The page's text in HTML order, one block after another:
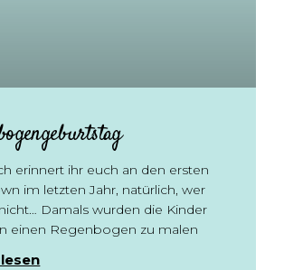
erinnert ihr euch an den ersten
im letzten Jahr, natürlich, wer
Damals wurden die Kinder
einen Regenbogen zu malen